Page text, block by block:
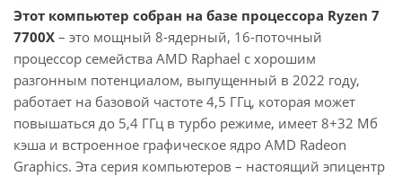
Этот компьютер собран на базе процессора Ryzen 7
7700X – это мощный 8-ядерный, 16-поточный
процессор семейства AMD Raphael с хорошим
разгонным потенциалом, выпущенный в 2022 году,
работает на базовой частоте 4,5 ГГц, которая может
повышаться до 5,4 ГГц в турбо режиме, имеет 8+32 Мб
кэша и встроенное графическое ядро AMD Radeon
Graphics. Эта серия компьютеров – настоящий эпицентр